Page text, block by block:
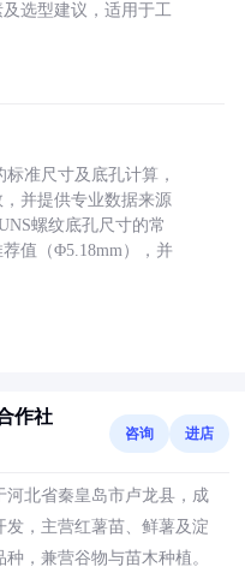
选型建议，适用于工
准尺寸及底孔计算，
并提供专业数据来源
螺纹底孔尺寸的常
值（Φ5.18mm），并
作社
咨询 进店
河北省秦皇岛市卢龙县，成
发，主营红薯苗、鲜薯及淀
，兼营谷物与苗木种植。